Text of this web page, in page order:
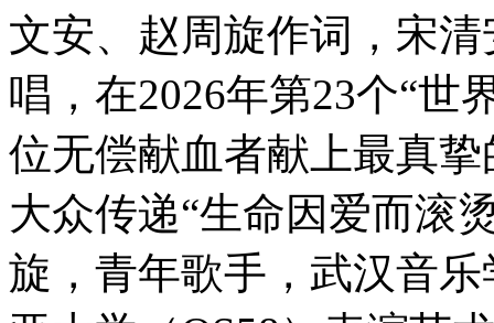
文安、赵周旋作词，宋
唱，在2026年第23个“世
位无偿献血者献上最真
大众传递“生命因爱而滚
旋，青年歌手，武汉音